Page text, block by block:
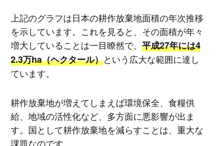
上記のグラフは日本の耕作放棄地面積の年次推移
を示しています。これを見ると、その面積が年々
増大していることは一目瞭然で、 平成27年には4
2.3万ha（ヘクタール）という広大な範囲に達し
ています。
耕作放棄地が増えてしまえば環境保全、食糧供
給、地域の活性化など、多方面に悪影響が出ま
す。国として耕作放棄地を減らすことは、重大な
課題なのです。